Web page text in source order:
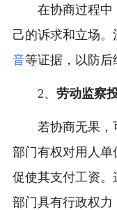
在协商过程中
己的诉求和立场。
音等证据，以防后
2、 劳动监察
若协商无果
部门有权对用人
促使其支付工资
部门具有行政权